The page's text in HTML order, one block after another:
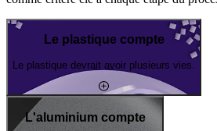
Le plastique compte
Le plastique devrait avoir plusieurs vies.
L'aluminium compte